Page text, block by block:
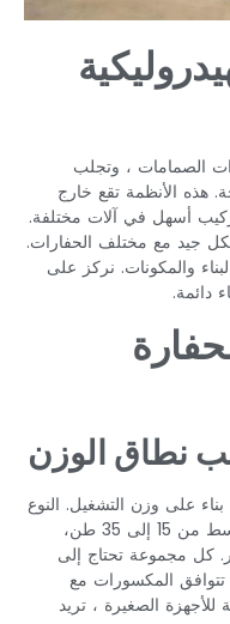
الصمامات ، وتجلب
هذه الأنظمة تقع خارج
أسهل في آلات مختلفة.
جيد مع مختلف الحفارات.
والمكونات. نركز على
دائمة.
نطاق الوزن
على وزن التشغيل. النوع
الخفيف من 0.8 إلى 15 طن، النوع المتوسط من 15 إلى 35 طن،
إلى 100 طن أو أكثر. كل مجموعة تحتاج إلى
تتوافق المكسورات مع
للأجهزة الصغيرة ، تريد